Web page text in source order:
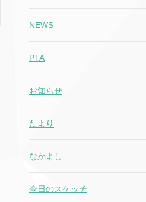
NEWS
PTA
お知らせ
たより
なかよし
今日のスケッチ